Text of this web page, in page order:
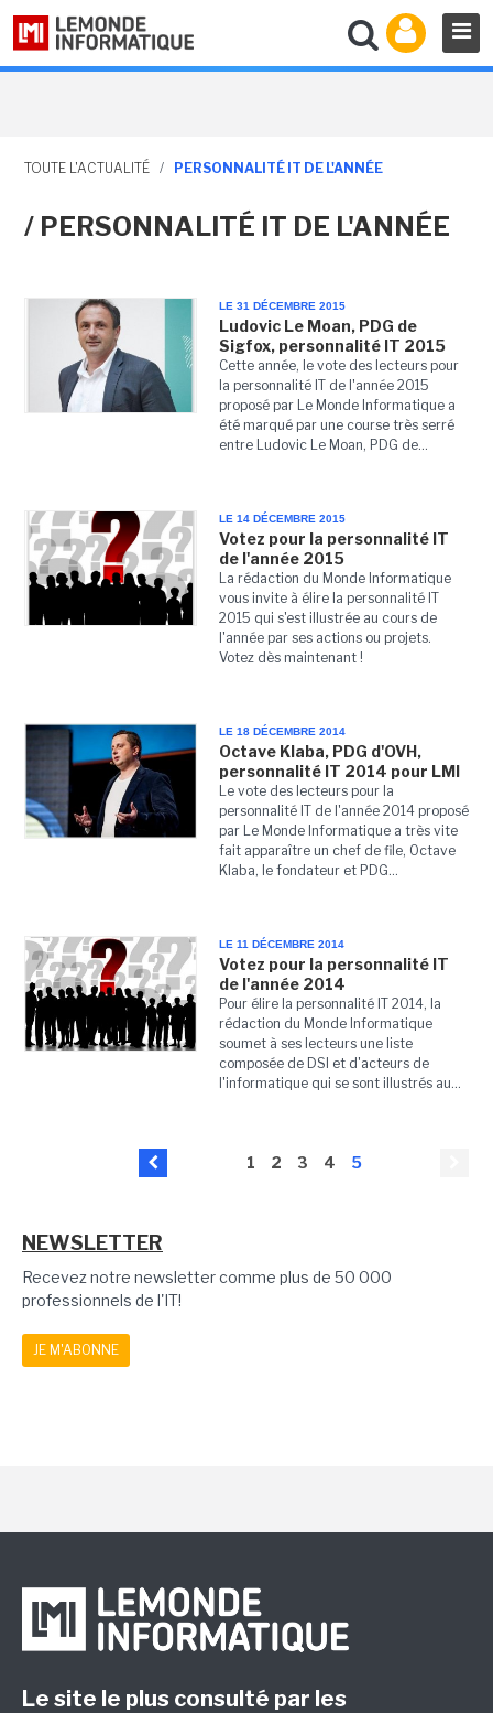
TOUTE L'ACTUALITÉ / PERSONNALITÉ IT DE L'ANNÉE
/ PERSONNALITÉ IT DE L'ANNÉE
LE 31 DÉCEMBRE 2015
Ludovic Le Moan, PDG de
Sigfox, personnalité IT 2015
Cette année, le vote des lecteurs pour
la personnalité IT de l'année 2015
proposé par Le Monde Informatique a
été marqué par une course très serré
entre Ludovic Le Moan, PDG de...
LE 14 DÉCEMBRE 2015
Votez pour la personnalité IT
de l'année 2015
La rédaction du Monde Informatique
vous invite à élire la personnalité IT
2015 qui s'est illustrée au cours de
l'année par ses actions ou projets.
Votez dès maintenant !
LE 18 DÉCEMBRE 2014
Octave Klaba, PDG d'OVH,
personnalité IT 2014 pour LMI
Le vote des lecteurs pour la
personnalité IT de l'année 2014 proposé
par Le Monde Informatique a très vite
fait apparaître un chef de file, Octave
Klaba, le fondateur et PDG...
LE 11 DÉCEMBRE 2014
Votez pour la personnalité IT
de l'année 2014
Pour élire la personnalité IT 2014, la
rédaction du Monde Informatique
soumet à ses lecteurs une liste
composée de DSI et d'acteurs de
l'informatique qui se sont illustrés au...
1 2 3 4 5
NEWSLETTER
Recevez notre newsletter comme plus de 50 000
professionnels de l'IT!
JE M'ABONNE
Le site le plus consulté par les